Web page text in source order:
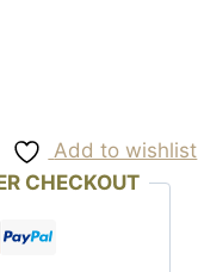
Add to wishlist
CHECKOUT